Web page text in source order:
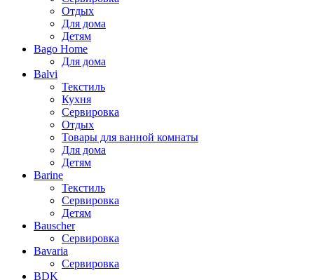
Отдых
Для дома
Детям
Bago Home
Для дома
Balvi
Текстиль
Кухня
Сервировка
Отдых
Товары для ванной комнаты
Для дома
Детям
Barine
Текстиль
Сервировка
Детям
Bauscher
Сервировка
Bavaria
Сервировка
BDK